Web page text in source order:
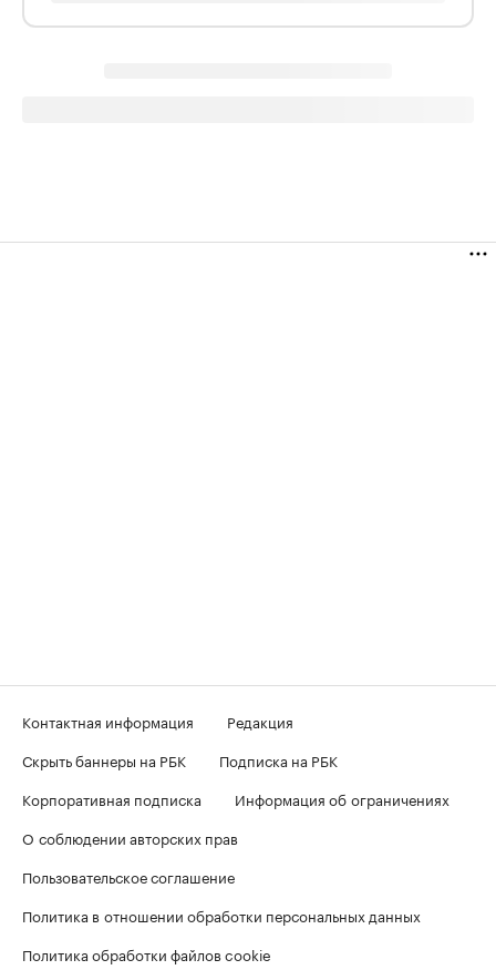
Контактная информация
Редакция
Скрыть баннеры на РБК
Подписка на РБК
Корпоративная подписка
Информация об ограничениях
О соблюдении авторских прав
Пользовательское соглашение
Политика в отношении обработки персональных данных
Политика обработки файлов cookie